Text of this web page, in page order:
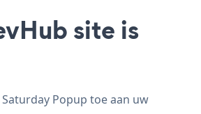
site is
Popup toe aan uw